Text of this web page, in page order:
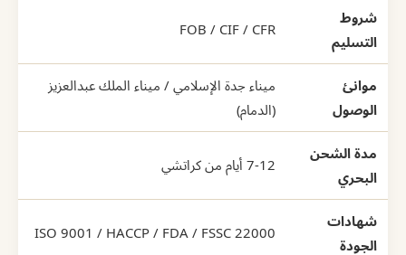
شروط
التسليم
FOB / CIF / CFR
موانئ
الوصول
ميناء جدة الإسلامي / ميناء الملك عبدالعزيز
(الدمام)
مدة الشحن
البحري
7-12 أيام من كراتشي
شهادات
الجودة
ISO 9001 / HACCP / FDA / FSSC 22000